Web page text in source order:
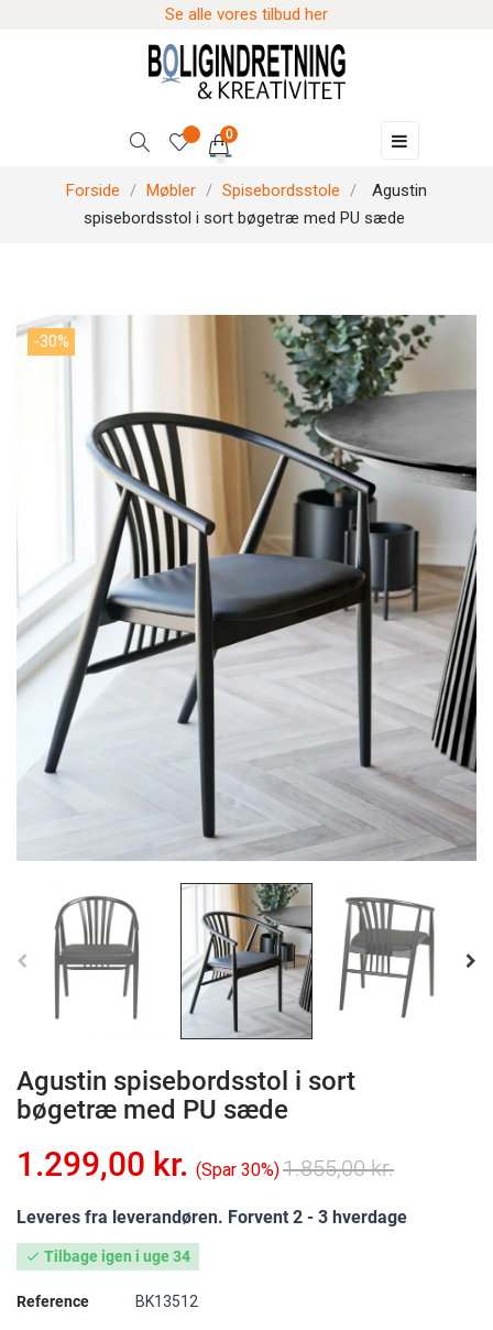
Se alle vores tilbud her
0
Skift
☰
Forside Møbler Spisebordsstole
Agustin
spisebordsstol i sort bøgetræ med PU sæde
-30%
Agustin spisebordsstol i sort
bøgetræ med PU sæde
1.299,00 kr. Spar 30% 1.855,00 kr.
Leveres fra leverandøren. Forvent 2 - 3 hverdage
 Tilbage igen i uge 34
Reference BK13512